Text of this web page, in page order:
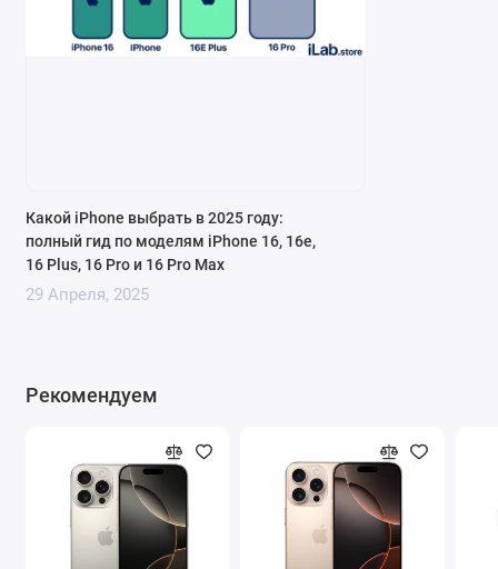
Какой iPhone выбрать в 2025 году:
полный гид по моделям iPhone 16, 16e,
16 Plus, 16 Pro и 16 Pro Max
29 Апреля, 2025
Рекомендуем